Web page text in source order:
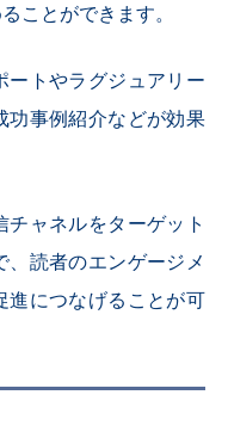
ことができます。
トやラグジュアリー
功事例紹介などが効果
ャネルをターゲット
読者のエンゲージメ
進につなげることが可